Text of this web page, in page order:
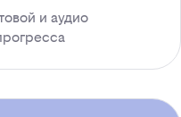
и аудио